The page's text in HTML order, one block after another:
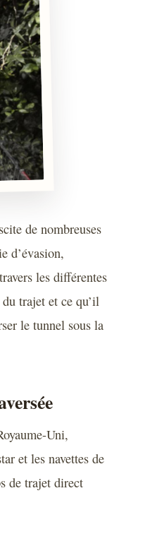
de nombreuses
d’évasion,
les différentes
trajet et ce qu’il
le tunnel sous la
Uni,
et les navettes de
de trajet direct